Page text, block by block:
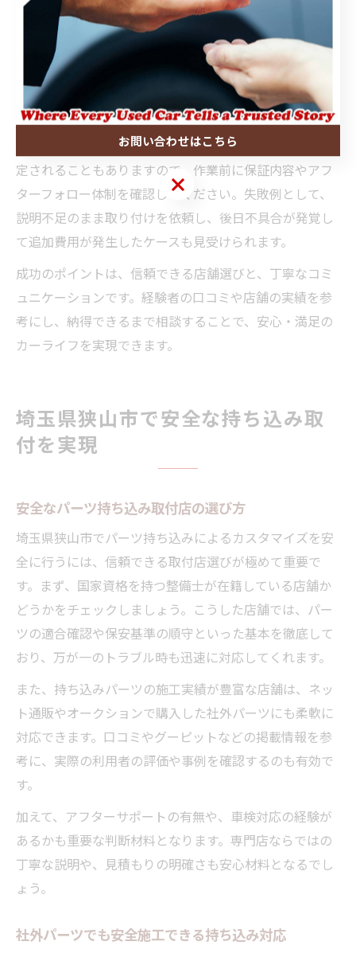
適合ミス・取り付け不可・保証対象外などが挙げられま
す。これらのトラブルを防ぐには、事前の適合確認と、
店舗への情報共有が不可欠です。特に社外パーツは仕様
違いが多いため、細かなスペックを事前に伝えておきま
しょう。
また、整備店によっては持ち込みパーツの保証範囲が限
定されることもありますので、作業前に保証内容やアフ
ターフォロー体制を確認してください。失敗例として、
説明不足のまま取り付けを依頼し、後日不具合が発覚し
て追加費用が発生したケースも見受けられます。
成功のポイントは、信頼できる店舗選びと、丁寧なコミ
ュニケーションです。経験者の口コミや店舗の実績を参
考にし、納得できるまで相談することで、安心・満足の
カーライフを実現できます。
埼玉県狭山市で安全な持ち込み取
付を実現
安全なパーツ持ち込み取付店の選び方
埼玉県狭山市でパーツ持ち込みによるカスタマイズを安
全に行うには、信頼できる取付店選びが極めて重要で
す。まず、国家資格を持つ整備士が在籍している店舗か
どうかをチェックしましょう。こうした店舗では、パー
ツの適合確認や保安基準の順守といった基本を徹底して
おり、万が一のトラブル時も迅速に対応してくれます。
また、持ち込みパーツの施工実績が豊富な店舗は、ネッ
ト通販やオークションで購入した社外パーツにも柔軟に
対応できます。口コミやグーピットなどの掲載情報を参
考に、実際の利用者の評価や事例を確認するのも有効で
す。
加えて、アフターサポートの有無や、車検対応の経験が
あるかも重要な判断材料となります。専門店ならではの
丁寧な説明や、見積もりの明確さも安心材料となるでし
ょう。
社外パーツでも安全施工できる持ち込み対応
お問い合わせはこちら
お問い合わせはこちら